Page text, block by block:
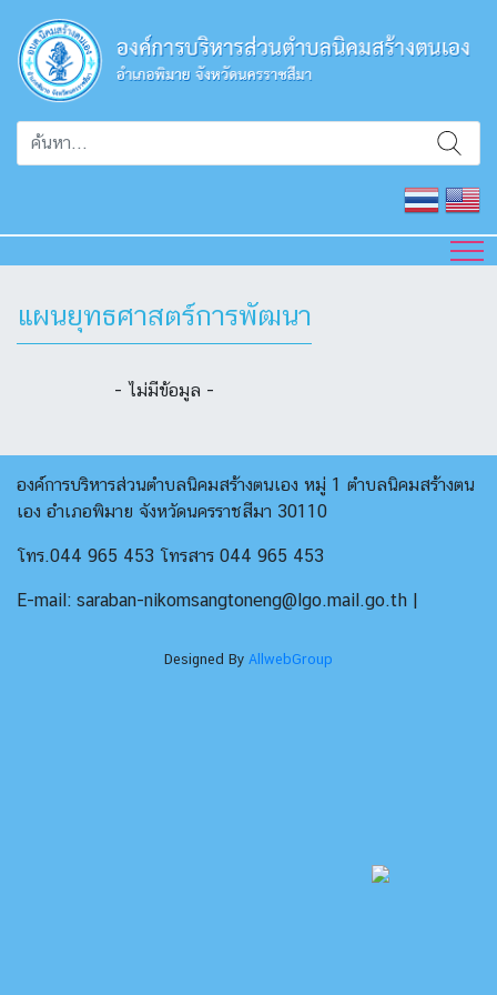
แผนยุทธศาสตร์การพัฒนา
- ไม่มีข้อมูล -
องค์การบริหารส่วนตำบลนิคมสร้างตนเอง หมู่ 1 ตำบลนิคมสร้างตน
เอง อำเภอพิมาย จังหวัดนครราชสีมา 30110
โทร.044 965 453 โทรสาร 044 965 453
E-mail: saraban-nikomsangtoneng@lgo.mail.go.th |
Designed By AllwebGroup